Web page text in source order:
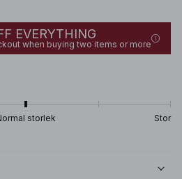
EVERYTHING
when buying two items or more
storlek Stor